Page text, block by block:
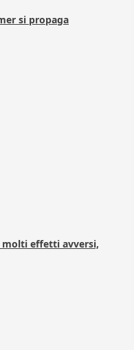
si propaga
effetti avversi,